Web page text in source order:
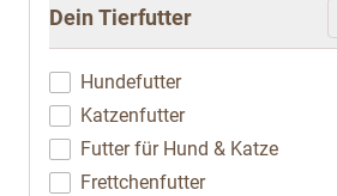
Dein Tierfutter
filter
Hundefutter
Katzenfutter
Futter für Hund & Katze
Frettchenfutter